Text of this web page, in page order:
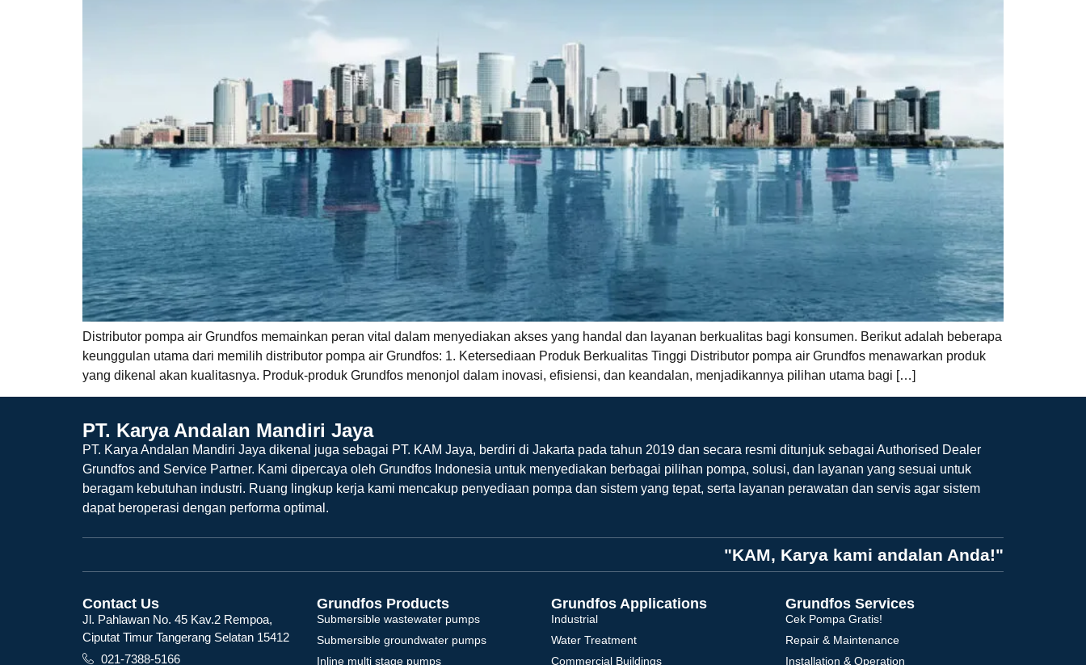
Distributor pompa air Grundfos memainkan peran vital dalam menyediakan akses yang handal dan layanan berkualitas bagi konsumen. Berikut adalah beberapa
keunggulan utama dari memilih distributor pompa air Grundfos: 1. Ketersediaan Produk Berkualitas Tinggi Distributor pompa air Grundfos menawarkan produk
yang dikenal akan kualitasnya. Produk-produk Grundfos menonjol dalam inovasi, efisiensi, dan keandalan, menjadikannya pilihan utama bagi […]
PT. Karya Andalan Mandiri Jaya
PT. Karya Andalan Mandiri Jaya dikenal juga sebagai PT. KAM Jaya, berdiri di Jakarta pada tahun 2019 dan secara resmi ditunjuk sebagai Authorised Dealer
Grundfos and Service Partner. Kami dipercaya oleh Grundfos Indonesia untuk menyediakan berbagai pilihan pompa, solusi, dan layanan yang sesuai untuk
beragam kebutuhan industri. Ruang lingkup kerja kami mencakup penyediaan pompa dan sistem yang tepat, serta layanan perawatan dan servis agar sistem
dapat beroperasi dengan performa optimal.
"KAM, Karya kami andalan Anda!"
Contact Us
Jl. Pahlawan No. 45 Kav.2 Rempoa,
Ciputat Timur Tangerang Selatan 15412
021-7388-5166
Grundfos Products
Submersible wastewater pumps
Submersible groundwater pumps
Inline multi stage pumps
Grundfos Applications
Industrial
Water Treatment
Commercial Buildings
Grundfos Services
Cek Pompa Gratis!
Repair & Maintenance
Installation & Operation